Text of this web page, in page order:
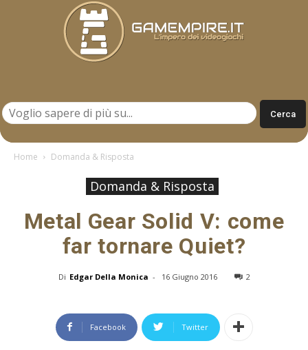
Home Domanda & Risposta
Domanda & Risposta
Metal Gear Solid V: come
far tornare Quiet?
Di Edgar Della Monica - 16 Giugno 2016 2
Facebook Twitter